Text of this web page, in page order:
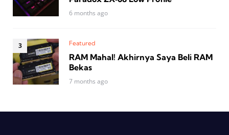
6 months ago
Featured
RAM Mahal! Akhirnya Saya Beli RAM
Bekas
7 months ago